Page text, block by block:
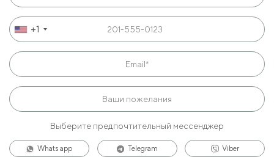
+1
Выберите предпочтительный мессенджер
Whats app Telegram Viber